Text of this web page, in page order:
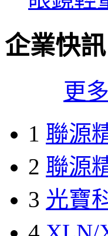
企業快訊
更多
1 聯源
2 聯源
3 光寶